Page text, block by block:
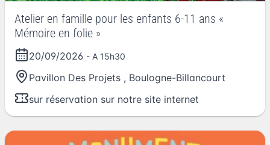
Atelier en famille pour les enfants 6-11 ans «
Mémoire en folie »
20/09/2026 - A 15h30
Pavillon Des Projets , Boulogne-Billancourt
sur réservation sur notre site internet